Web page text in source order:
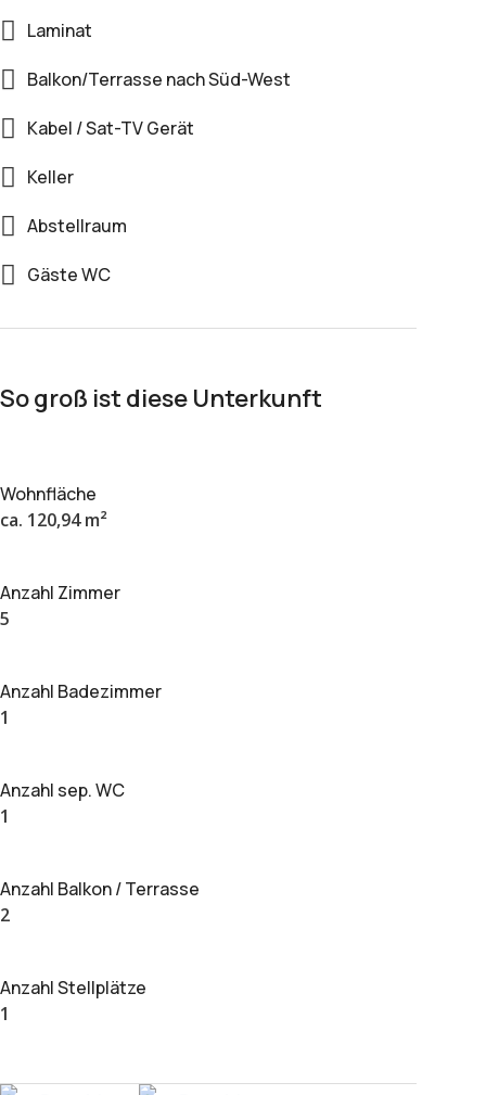
Laminat
Balkon/Terrasse nach Süd-West
Kabel / Sat-TV Gerät
Keller
Abstellraum
Gäste WC
So groß ist diese Unterkunft
Wohnfläche
ca. 120,94 m²
Anzahl Zimmer
5
Anzahl Badezimmer
1
Anzahl sep. WC
1
Anzahl Balkon / Terrasse
2
Anzahl Stellplätze
1